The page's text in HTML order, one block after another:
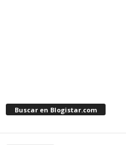
Buscar en Blogistar.com